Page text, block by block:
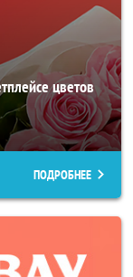
цветов
ПОДРОБНЕЕ